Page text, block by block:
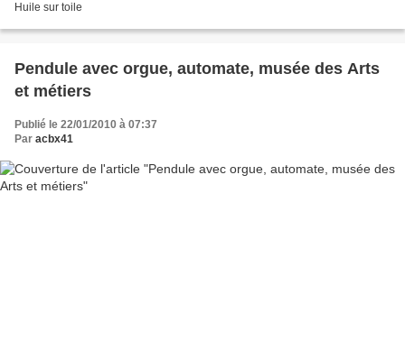
Huile sur toile
Pendule avec orgue, automate, musée des Arts
et métiers
Publié le 22/01/2010 à 07:37
Par acbx41